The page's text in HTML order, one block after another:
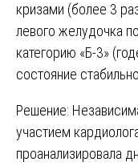
кризами (более 3
левого желудочка
категорию «Б-3»
состояние
Решение:
участием
проанализировала